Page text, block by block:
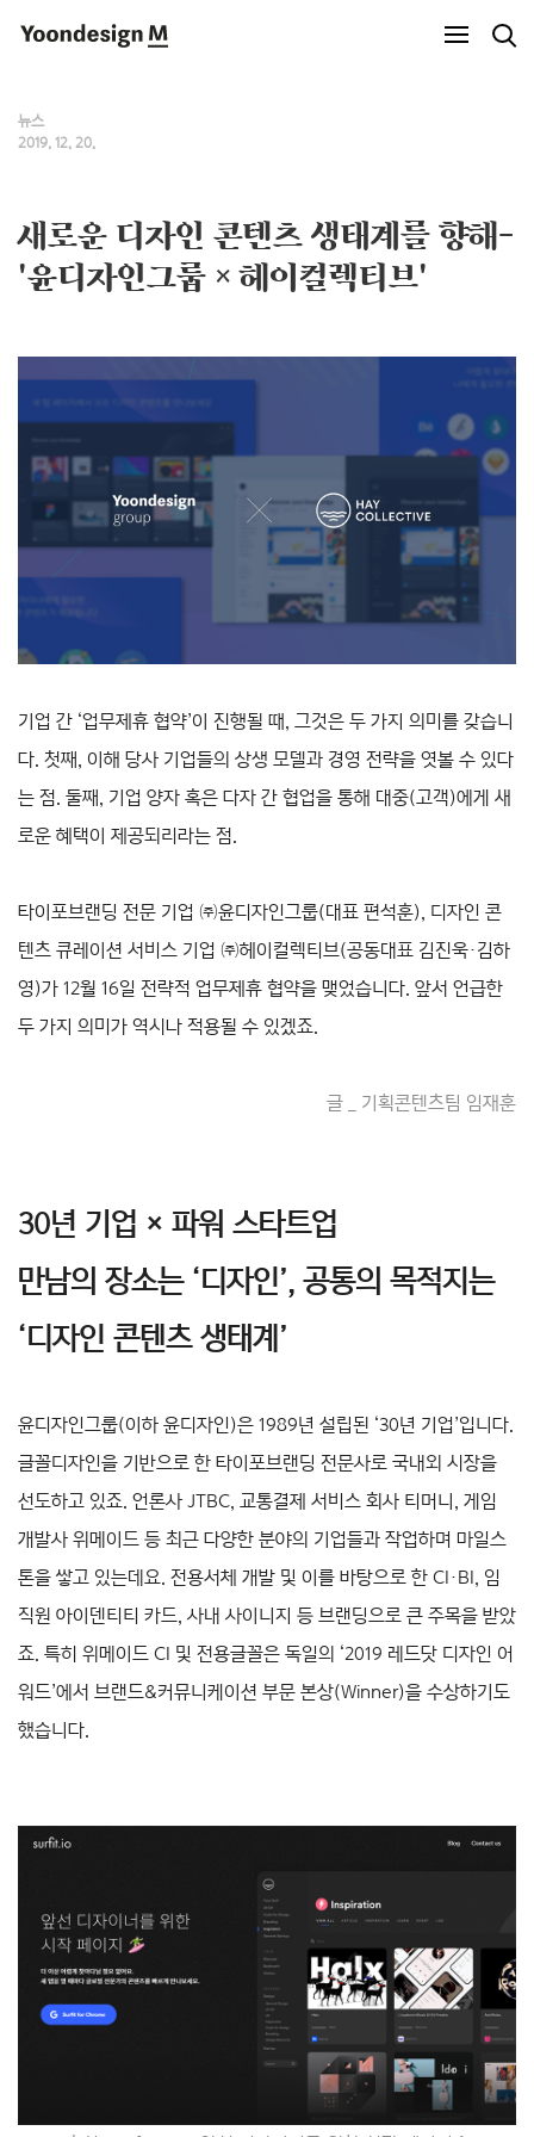
Yoondesign M
뉴스
2019. 12. 20.
새로운 디자인 콘텐츠 생태계를 향해-
'윤디자인그룹 × 헤이컬렉티브'
기업 간 ‘업무제휴 협약’이 진행될 때, 그것은 두 가지 의미를 갖습니
다. 첫째, 이해 당사 기업들의 상생 모델과 경영 전략을 엿볼 수 있다
는 점. 둘째, 기업 양자 혹은 다자 간 협업을 통해 대중(고객)에게 새
로운 혜택이 제공되리라는 점.
타이포브랜딩 전문 기업 ㈜윤디자인그룹(대표 편석훈), 디자인 콘
텐츠 큐레이션 서비스 기업 ㈜헤이컬렉티브(공동대표 김진욱·김하
영)가 12월 16일 전략적 업무제휴 협약을 맺었습니다. 앞서 언급한
두 가지 의미가 역시나 적용될 수 있겠죠.
글 _ 기획콘텐츠팀 임재훈
30년 기업 × 파워 스타트업
만남의 장소는 ‘디자인’, 공통의 목적지는
‘디자인 콘텐츠 생태계’
윤디자인그룹(이하 윤디자인)은 1989년 설립된 ‘30년 기업’입니다.
글꼴디자인을 기반으로 한 타이포브랜딩 전문사로 국내외 시장을
선도하고 있죠. 언론사 JTBC, 교통결제 서비스 회사 티머니, 게임
개발사 위메이드 등 최근 다양한 분야의 기업들과 작업하며 마일스
톤을 쌓고 있는데요. 전용서체 개발 및 이를 바탕으로 한 CI·BI, 임
직원 아이덴티티 카드, 사내 사이니지 등 브랜딩으로 큰 주목을 받았
죠. 특히 위메이드 CI 및 전용글꼴은 독일의 ‘2019 레드닷 디자인 어
워드’에서 브랜드&커뮤니케이션 부문 본상(Winner)을 수상하기도
했습니다.